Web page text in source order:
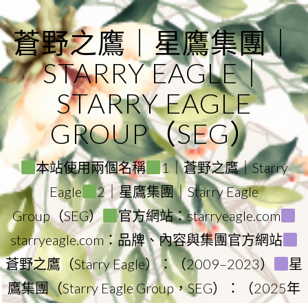
to
content
蒼野之鷹｜星鷹集團｜
STARRY EAGLE｜
STARRY EAGLE
GROUP（SEG）
本站使用兩個名稱
1｜蒼野之鷹｜Starry
Eagle
2｜星鷹集團｜Starry Eagle
Group（SEG）
官方網站：starryeagle.com
starryeagle.com：品牌、內容與集團官方網站
蒼野之鷹（Starry Eagle）：（2009–2023）
星
鷹集團（Starry Eagle Group，SEG）：（2025年